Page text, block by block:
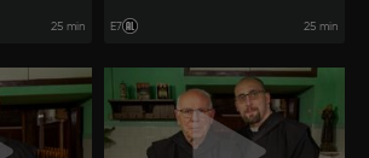
25 min E7 25 min